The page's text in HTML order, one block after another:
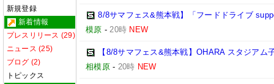
新規登録
新着情報
プレスリリース (29)
ニュース (25)
ブログ (2)
トピックス
8/8サマフェス&熊本戦】「フードドライブ
模原 -20時 NEW
【8/8サマフェス&熊本戦】OHARA スタジア
相模原- 20時 NEW